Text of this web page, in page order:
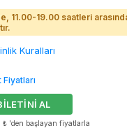
11.00-19.00 saatleri
Kuralları
'den başlayan fiyatlarla
AL
Fiyatları